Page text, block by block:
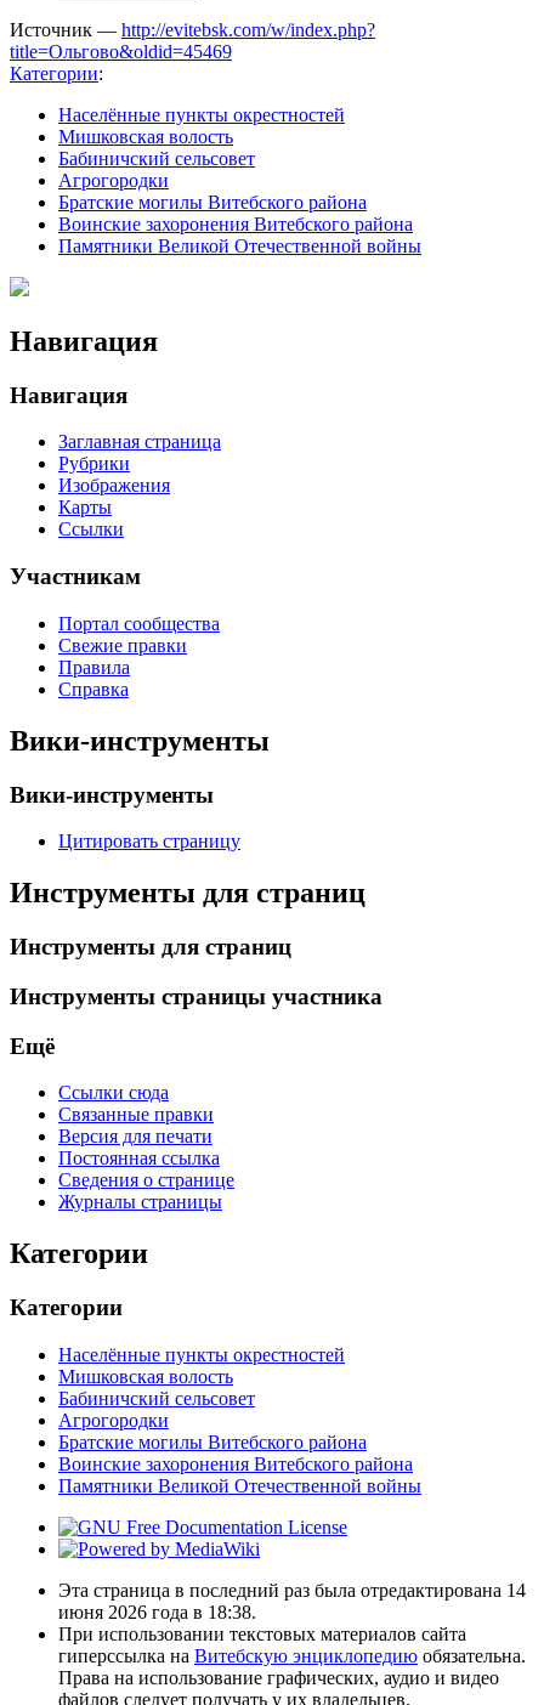
Источник — http://evitebsk.com/w/index.php?
title=Ольгово&oldid=45469
Категории:
Населённые пункты окрестностей
Мишковская волость
Бабиничский сельсовет
Агрогородки
Братские могилы Витебского района
Воинские захоронения Витебского района
Памятники Великой Отечественной войны
Навигация
Навигация
Заглавная страница
Рубрики
Изображения
Карты
Ссылки
Участникам
Портал сообщества
Свежие правки
Правила
Справка
Вики-инструменты
Вики-инструменты
Цитировать страницу
Инструменты для страниц
Инструменты для страниц
Инструменты страницы участника
Ещё
Ссылки сюда
Связанные правки
Версия для печати
Постоянная ссылка
Сведения о странице
Журналы страницы
Категории
Категории
Населённые пункты окрестностей
Мишковская волость
Бабиничский сельсовет
Агрогородки
Братские могилы Витебского района
Воинские захоронения Витебского района
Памятники Великой Отечественной войны
Эта страница в последний раз была отредактирована 14
июня 2026 года в 18:38.
При использовании текстовых материалов сайта
гиперссылка на Витебскую энциклопедию обязательна.
Права на использование графических, аудио и видео
файлов следует получать у их владельцев.